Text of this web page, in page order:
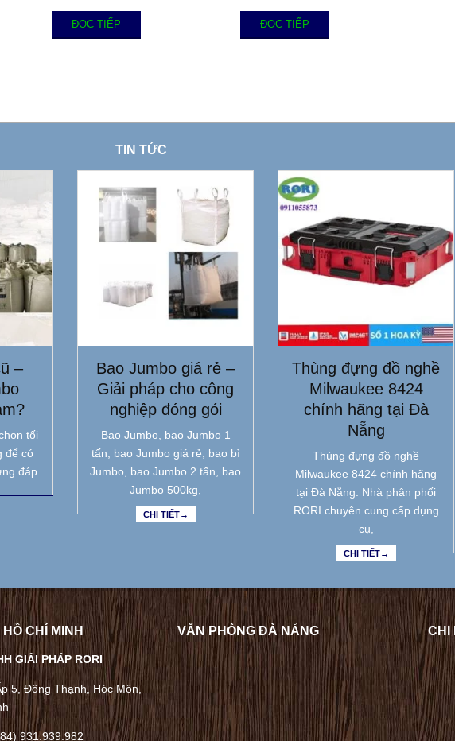
ĐỌC TIẾP ĐỌC TIẾP
TIN TỨC
–
tối
để có
đáp
Bao Jumbo giá rẻ –
Giải pháp cho công
nghiệp đóng gói
Bao Jumbo, bao Jumbo 1
tấn, bao Jumbo giá rẻ, bao bì
Jumbo, bao Jumbo 2 tấn, bao
Jumbo 500kg,
CHI TIẾT→
Thùng đựng đồ nghề
Milwaukee 8424
chính hãng tại Đà
Nẵng
Thùng đựng đồ nghề
Milwaukee 8424 chính hãng
tại Đà Nẵng. Nhà phân phối
RORI chuyên cung cấp dụng
cụ,
CHI TIẾT→
CHÍ MINH
GIẢI PHÁP RORI
5, Đông Thạnh, Hóc Môn,
931.939.982
VĂN PHÒNG ĐÀ NẴNG CHI